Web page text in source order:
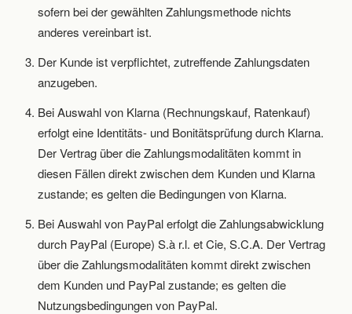
sofern bei der gewählten Zahlungsmethode nichts
anderes vereinbart ist.
Der Kunde ist verpflichtet, zutreffende Zahlungsdaten
anzugeben.
Bei Auswahl von Klarna (Rechnungskauf, Ratenkauf)
erfolgt eine Identitäts- und Bonitätsprüfung durch Klarna.
Der Vertrag über die Zahlungsmodalitäten kommt in
diesen Fällen direkt zwischen dem Kunden und Klarna
zustande; es gelten die Bedingungen von Klarna.
Bei Auswahl von PayPal erfolgt die Zahlungsabwicklung
durch PayPal (Europe) S.à r.l. et Cie, S.C.A. Der Vertrag
über die Zahlungsmodalitäten kommt direkt zwischen
dem Kunden und PayPal zustande; es gelten die
Nutzungsbedingungen von PayPal.